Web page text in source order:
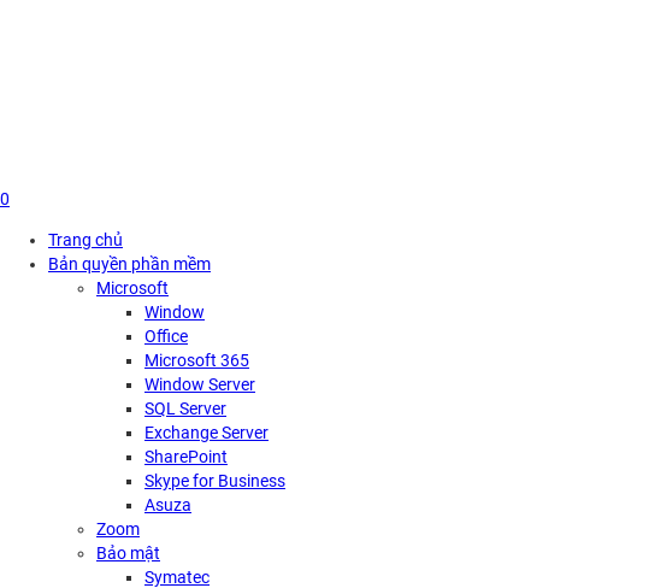
0
Trang chủ
Bản quyền phần mềm
Microsoft
Window
Office
Microsoft 365
Window Server
SQL Server
Exchange Server
SharePoint
Skype for Business
Asuza
Zoom
Bảo mật
Symatec